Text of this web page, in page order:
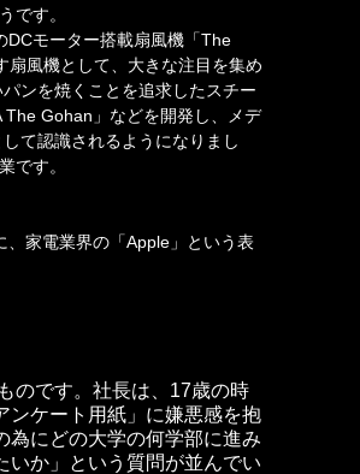
です。
DCモーター搭載扇風機「The
風機として、大きな注目を集め
ンを焼くことを追求したスチー
The Gohan」などを開発し、メデ
て認識されるようになりまし
です。
、家電業界の「Apple」という表
のです。社長は、17歳の時
ンケート用紙」に嫌悪感を抱
為にどの大学の何学部に進み
いか」という質問が並んでい